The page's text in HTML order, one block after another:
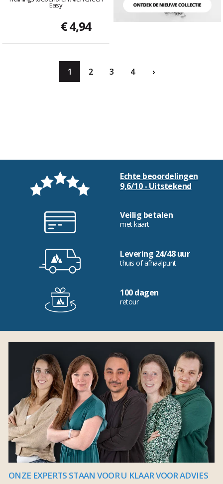
Easy
€ 4,94
1 2 3 4 ›
Echte beoordelingen
9,6/10 - Uitstekend
Veilig betalen
met kaart
Levering 24/48 uur
thuis of afhaalpunt
100 dagen
retour
ONZE EXPERTS STAAN VOOR U KLAAR VOOR ADVIES